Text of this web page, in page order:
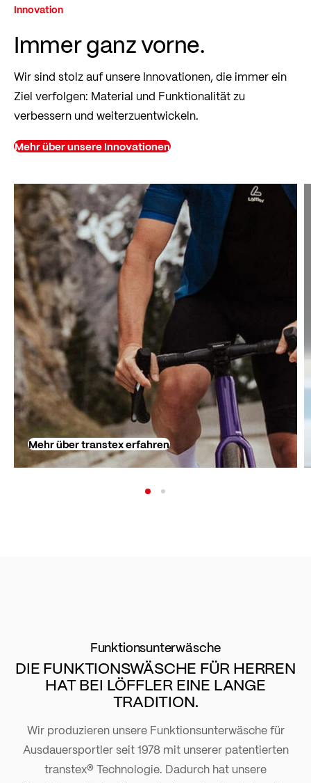
Innovation
Immer ganz vorne.
Wir sind stolz auf unsere Innovationen, die immer ein
Ziel verfolgen: Material und Funktionalität zu
verbessern und weiterzuentwickeln.
Mehr über unsere Innovationen
Mehr über transtex erfahren
Funktionsunterwäsche
DIE FUNKTIONSWÄSCHE FÜR HERREN
HAT BEI LÖFFLER EINE LANGE
TRADITION.
Wir produzieren unsere Funktionsunterwäsche für
Ausdauersportler seit 1978 mit unserer patentierten
transtex® Technologie. Dadurch hat unsere